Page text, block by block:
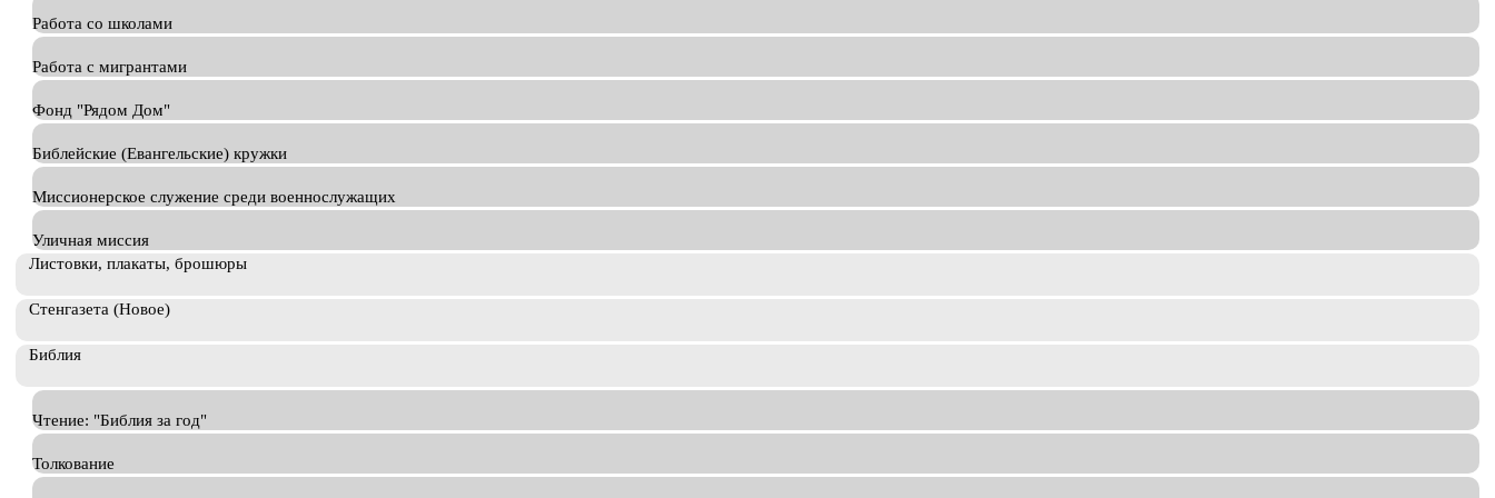
Работа со школами
Работа с мигрантами
Фонд "Рядом Дом"
Библейские (Евангельские) кружки
Миссионерское служение среди военнослужащих
Уличная миссия
Листовки, плакаты, брошюры
Стенгазета (Новое)
Библия
Чтение: "Библия за год"
Толкование